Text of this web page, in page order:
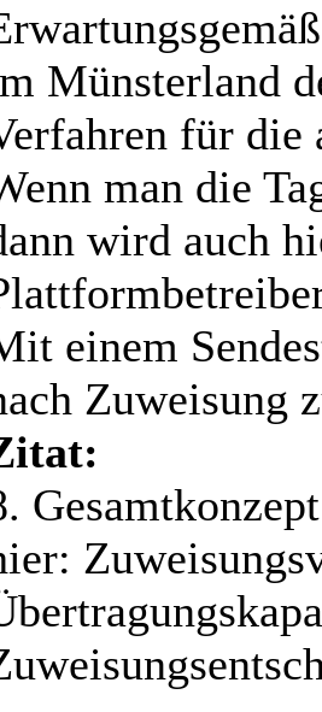
Münsterland
für die
man die
wird auch
einem
Zuweisung